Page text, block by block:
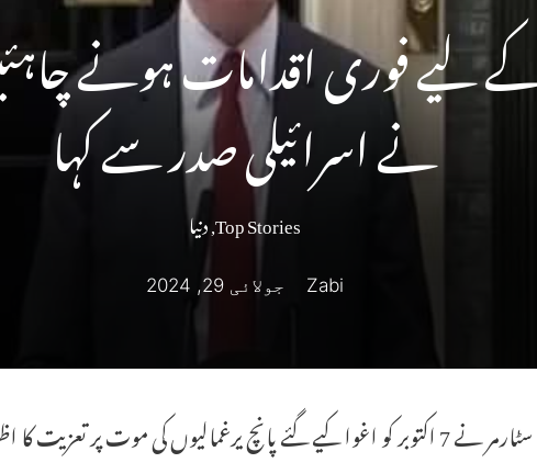
لیے فوری اقدامات ہونے
نے اسرائیلی صدر سے کہا
Top Stories
,دنیا
Zabi جولائی 29, 2024
سٹارمر نے 7 اکتوبر کو اغوا کیے گئے پانچ یرغمالیوں کی موت پر تعزیت کا اظہار کیا۔